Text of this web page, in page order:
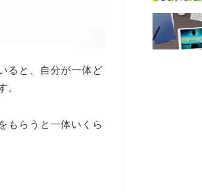
ると、自分が一体ど
。
もらうと一体いくら